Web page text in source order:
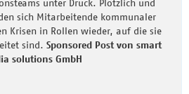
sich Mitarbeitende kommunaler
Krisen in Rollen wieder, auf die sie
sind. Sponsored Post von smart
solutions GmbH